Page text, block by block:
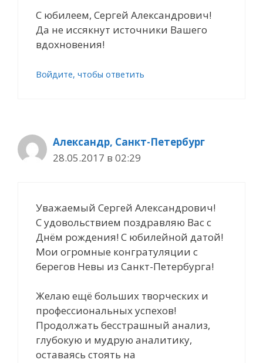
С юбилеем, Сергей Александрович!
Да не иссякнут источники Вашего
вдохновения!
Войдите, чтобы ответить
Александр, Санкт-Петербург
28.05.2017 в 02:29
Уважаемый Сергей Александрович!
С удовольствием поздравляю Вас с
Днём рождения! С юбилейной датой!
Мои огромные конгратуляции с
берегов Невы из Санкт-Петербурга!
Желаю ещё больших творческих и
профессиональных успехов!
Продолжать бесстрашный анализ,
глубокую и мудрую аналитику,
оставаясь стоять на